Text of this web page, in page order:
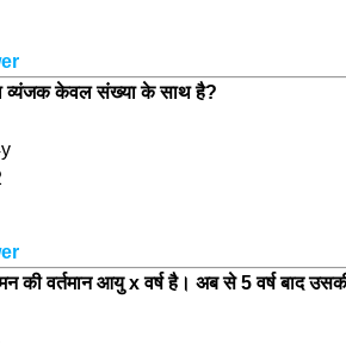
व्यंजक केवल संख्या के साथ है?
की वर्तमान आयु x वर्ष है। अब से 5 वर्ष बाद